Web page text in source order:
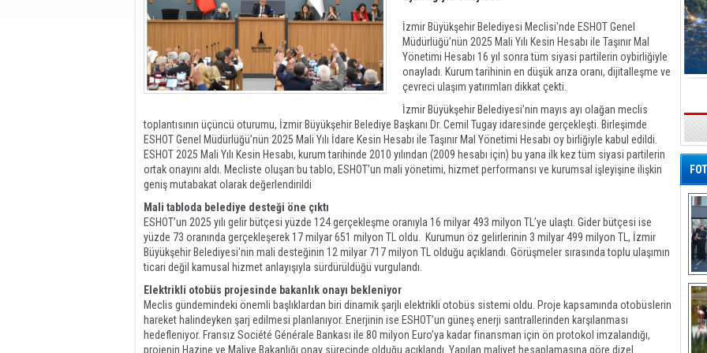
İzmir Büyükşehir Belediyesi Meclisi'nde ESHOT Genel
Müdürlüğü’nün 2025 Mali Yılı Kesin Hesabı ile Taşınır Mal
Yönetimi Hesabı 16 yıl sonra tüm siyasi partilerin oybirliğiyle
onayladı. Kurum tarihinin en düşük arıza oranı, dijitalleşme ve
çevreci ulaşım yatırımları dikkat çekti.
İzmir Büyükşehir Belediyesi’nin mayıs ayı olağan meclis
toplantısının üçüncü oturumu, İzmir Büyükşehir Belediye Başkanı Dr. Cemil Tugay idaresinde gerçekleşti. Birleşimde
ESHOT Genel Müdürlüğü’nün 2025 Mali Yılı İdare Kesin Hesabı ile Taşınır Mal Yönetimi Hesabı oy birliğiyle kabul edildi.
ESHOT 2025 Mali Yılı Kesin Hesabı, kurum tarihinde 2010 yılından (2009 hesabı için) bu yana ilk kez tüm siyasi partilerin
ortak onayını aldı. Mecliste oluşan bu tablo, ESHOT’un mali yönetimi, hizmet performansı ve kurumsal işleyişine ilişkin
geniş mutabakat olarak değerlendirildi
Mali tabloda belediye desteği öne çıktı
ESHOT’un 2025 yılı gelir bütçesi yüzde 124 gerçekleşme oranıyla 16 milyar 493 milyon TL’ye ulaştı. Gider bütçesi ise
yüzde 73 oranında gerçekleşerek 17 milyar 651 milyon TL oldu. Kurumun öz gelirlerinin 3 milyar 499 milyon TL, İzmir
Büyükşehir Belediyesi'nin mali desteğinin 12 milyar 717 milyon TL olduğu açıklandı. Görüşmeler sırasında toplu ulaşımın
ticari değil kamusal hizmet anlayışıyla sürdürüldüğü vurgulandı.
Elektrikli otobüs projesinde bakanlık onayı bekleniyor
Meclis gündemindeki önemli başlıklardan biri dinamik şarjlı elektrikli otobüs sistemi oldu. Proje kapsamında otobüslerin
hareket halindeyken şarj edilmesi planlanıyor. Enerjinin ise ESHOT’un güneş enerji santrallerinden karşılanması
hedefleniyor. Fransız Société Générale Bankası ile 80 milyon Euro’ya kadar finansman için ön protokol imzalandığı,
projenin Hazine ve Maliye Bakanlığı onay sürecinde olduğu açıklandı. Yapılan maliyet hesaplamasına göre dizel